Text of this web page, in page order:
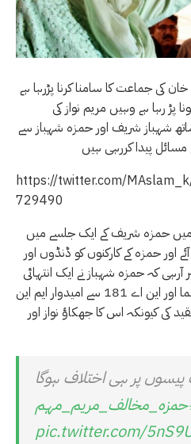
کی جماعت کا سامنا کرنا پڑرہا ہے
پڑ رہا ہے وہیں مریم نواز کی
شہباز شریف اور حمزہ شہباز سے
مسائل پیدا کررہی ہیں
https://twitter.com/
729490
میں حمزہ شریف کے ایک جلسے میں
اور حمزہ کے کارکنوں کو ڈنڈوں اور
آرہی کہ حمزہ شہباز نے ایک انتہائی
عمررسیدہ اور پرانے نون لیگی رہنما اور این اے 181 سے امیدوار ایم این
کی کیونکہ اس کا جھکاؤ نواز اور
پر ہی اختلاف ہوگا
pic.twitter.com/